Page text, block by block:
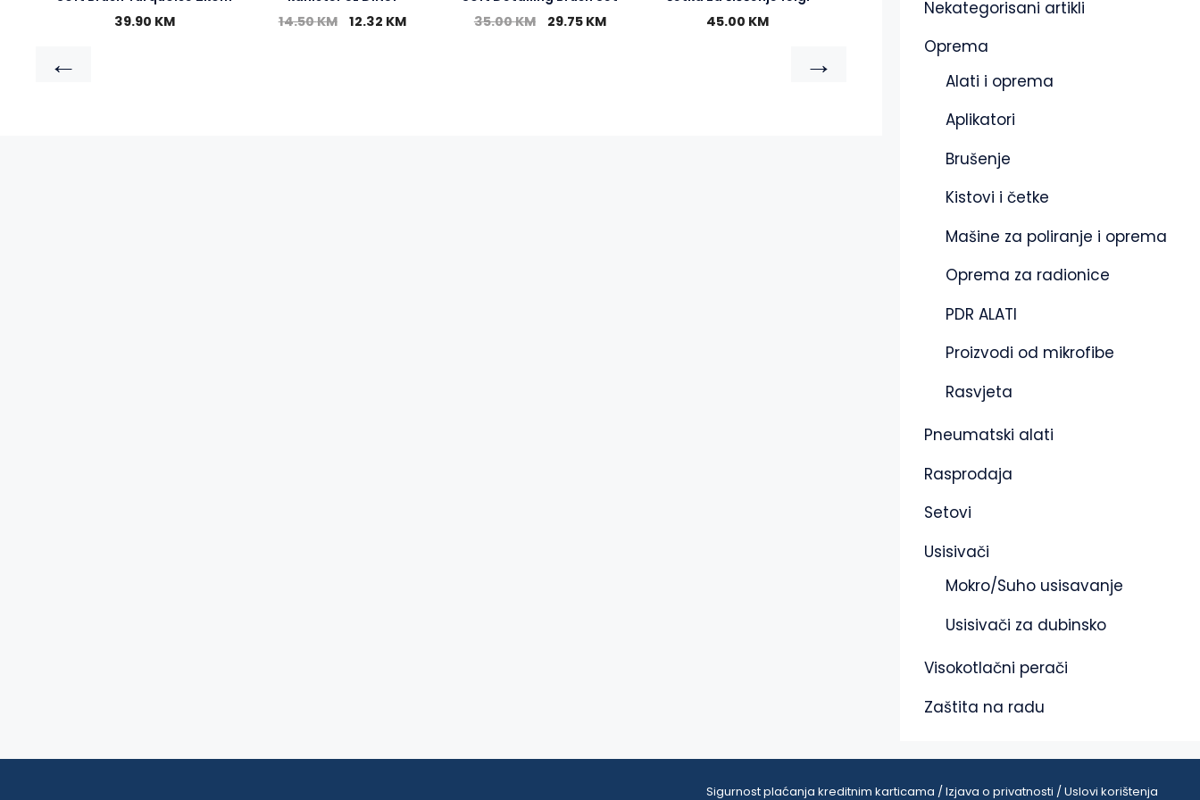
39.90 KM
14.50KM 12.32 KM
35.00KM 29.75 KM
45.00 KM
← →
Nekategorisani artikli
Oprema
Alati i oprema
Aplikatori
Brušenje
Kistovi i četke
Mašine za poliranje i oprema
Oprema za radionice
PDR ALATI
Proizvodi od mikrofibe
Rasvjeta
Pneumatski alati
Rasprodaja
Setovi
Usisivači
Mokro/Suho usisavanje
Usisivači za dubinsko
Visokotlačni perači
Zaštita na radu
Sigurnost plaćanja kreditnim karticama / Izjava o privatnosti / Uslovi korištenja